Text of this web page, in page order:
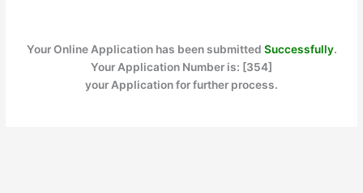
Your Online Application has been submitted Successfully.
Your Application Number is: [354]
your Application for further process.